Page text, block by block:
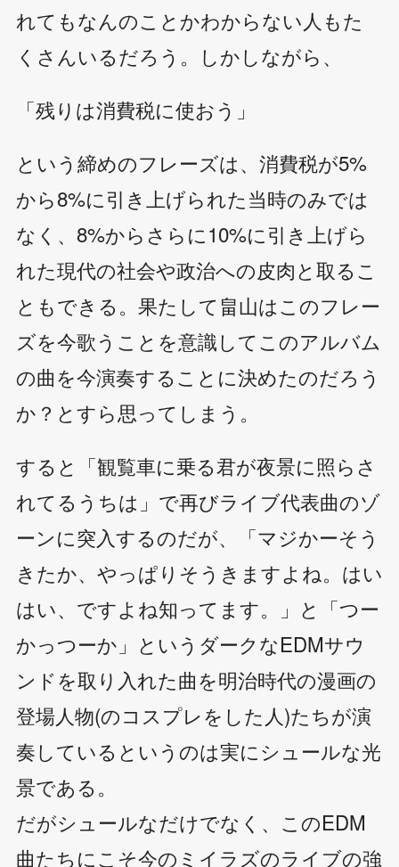
れてもなんのことかわからない人もた
くさんいるだろう。しかしながら、
「残りは消費税に使おう」
という締めのフレーズは、消費税が5%
から8%に引き上げられた当時のみでは
なく、8%からさらに10%に引き上げら
れた現代の社会や政治への皮肉と取るこ
ともできる。果たして畠山はこのフレー
ズを今歌うことを意識してこのアルバム
の曲を今演奏することに決めたのだろう
か？とすら思ってしまう。
すると「観覧車に乗る君が夜景に照らさ
れてるうちは」で再びライブ代表曲のゾ
ーンに突入するのだが、「マジかーそう
きたか、やっぱりそうきますよね。はい
はい、ですよね知ってます。」と「つー
かっつーか」というダークなEDMサウ
ンドを取り入れた曲を明治時代の漫画の
登場人物(のコスプレをした人)たちが演
奏しているというのは実にシュールな光
景である。
だがシュールなだけでなく、このEDM
曲たちにこそ今のミイラズのライブの強